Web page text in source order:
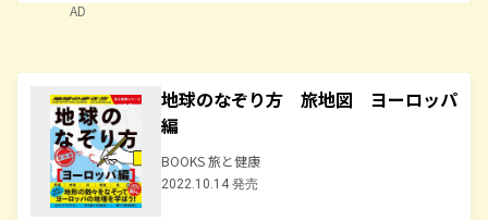
AD
地球のなぞり方 旅地図 ヨーロッパ
編
BOOKS 旅と健康
2022.10.14 発売